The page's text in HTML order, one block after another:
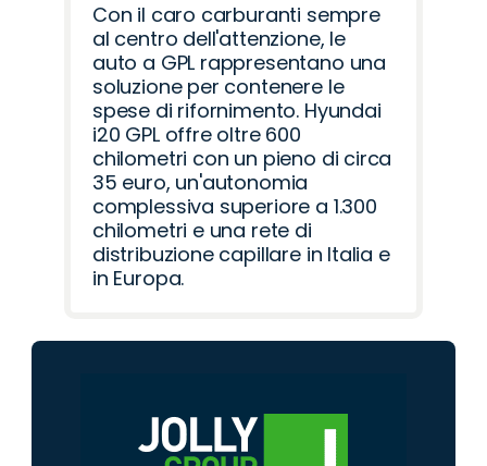
Con il caro carburanti sempre
al centro dell'attenzione, le
auto a GPL rappresentano una
soluzione per contenere le
spese di rifornimento. Hyundai
i20 GPL offre oltre 600
chilometri con un pieno di circa
35 euro, un'autonomia
complessiva superiore a 1.300
chilometri e una rete di
distribuzione capillare in Italia e
in Europa.